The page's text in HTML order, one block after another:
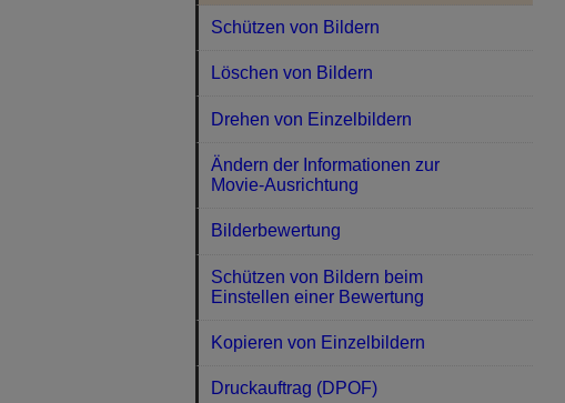
Schützen von Bildern
Löschen von Bildern
Drehen von Einzelbildern
Ändern der Informationen zur
Movie-Ausrichtung
Bilderbewertung
Schützen von Bildern beim
Einstellen einer Bewertung
Kopieren von Einzelbildern
Druckauftrag (DPOF)